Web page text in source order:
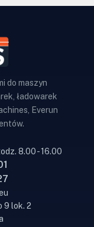
do maszyn
ładowarek
Everun
8.00 - 16.00
9 lok. 2